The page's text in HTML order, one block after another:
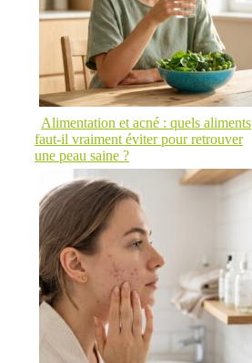
Alimentation et acné : quels aliments
faut-il vraiment éviter pour retrouver
une peau saine ?